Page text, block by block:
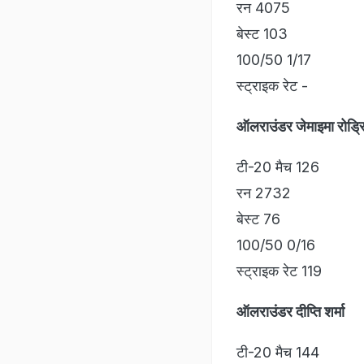
रन 4075
बेस्ट 103
100/50 1/17
स्ट्राइक रेट -
ऑलराउंडर जेमाइमा
टी-20 मैच 126
रन 2732
बेस्ट 76
100/50 0/16
स्ट्राइक रेट 119
ऑलराउंडर दीप्ति शर्मा
टी-20 मैच 144